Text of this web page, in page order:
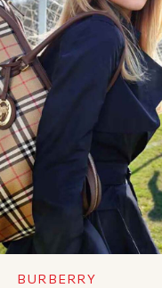
BURBERRY